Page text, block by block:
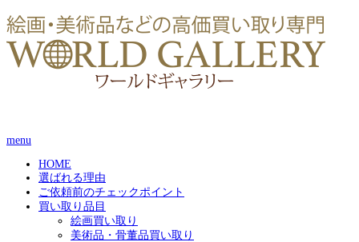
menu
HOME
選ばれる理由
ご依頼前のチェックポイント
買い取り品目
絵画買い取り
美術品・骨董品買い取り